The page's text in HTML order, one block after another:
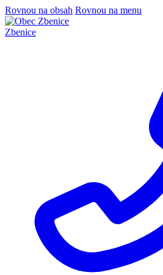
Rovnou na obsah Rovnou na menu
Zbenice